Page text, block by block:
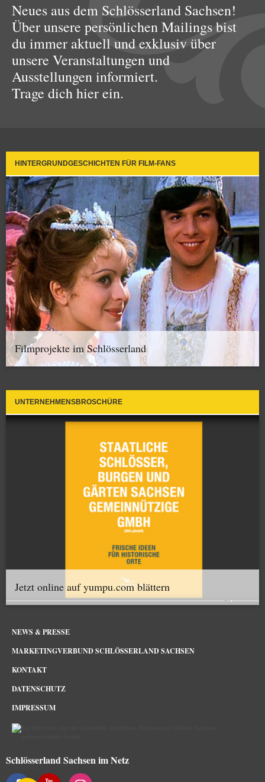
Neues aus dem Schlösserland Sachsen!
Über unsere persönlichen Mailings bist
du immer aktuell und exklusiv über
unsere Veranstaltungen und
Ausstellungen informiert.
Trage dich hier ein.
HINTERGRUNDGESCHICHTEN FÜR FILM-FANS
Filmprojekte im Schlösserland
UNTERNEHMENSBROSCHÜRE
Jetzt online auf yumpu.com blättern
NEWS & PRESSE
MARKETINGVERBUND SCHLÖSSERLAND SACHSEN
KONTAKT
DATENSCHUTZ
IMPRESSUM
Schlösserland Sachsen im Netz